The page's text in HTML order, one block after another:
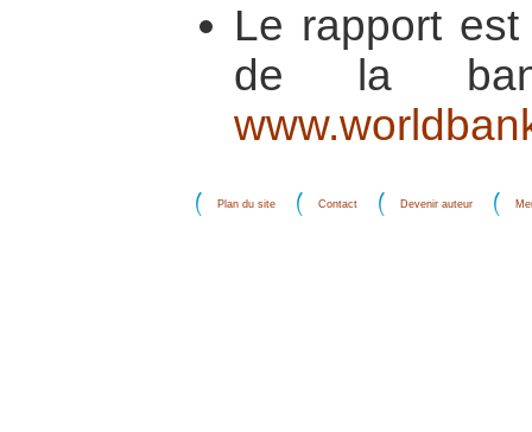
Le rapport
de la
Plan du site Contact Devenir auteur